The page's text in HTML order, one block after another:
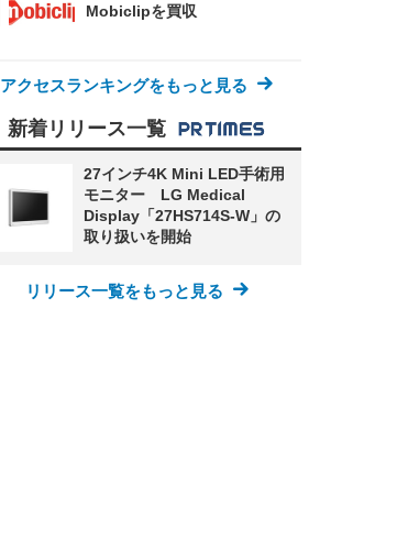
Mobiclipを買収
アクセスランキングをもっと見る
新着リリース一覧
27インチ4K Mini LED手術用
モニター LG Medical
Display「27HS714S-W」の
取り扱いを開始
リリース一覧をもっと見る